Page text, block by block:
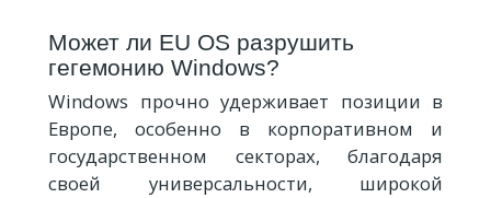
Может ли EU OS разрушить
гегемонию Windows?
Windows прочно удерживает позиции в
Европе, особенно в корпоративном и
государственном секторах, благодаря
своей универсальности, широкой